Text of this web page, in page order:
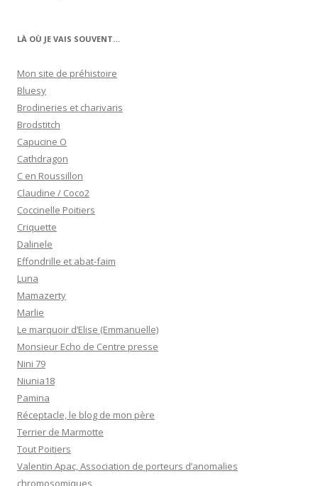
LÀ OÙ JE VAIS SOUVENT…
Mon site de préhistoire
Bluesy
Brodineries et charivaris
Brodstitch
Capucine O
Cathdragon
C en Roussillon
Claudine / Coco2
Coccinelle Poitiers
Criquette
Dalinele
Effondrille et abat-faim
Luna
Mamazerty
Marlie
Le marquoir d’Elise (Emmanuelle)
Monsieur Echo de Centre presse
Nini 79
Niunia18
Pamina
Réceptacle, le blog de mon père
Terrier de Marmotte
Tout Poitiers
Valentin Apac, Association de porteurs d’anomalies
chromosomiques